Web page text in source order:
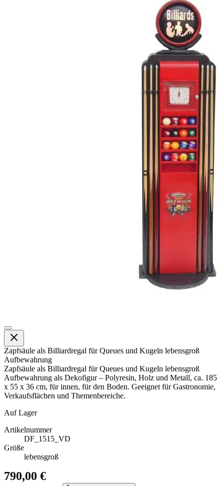
Zapfsäule als Billiardregal für Queues und Kugeln lebensgroß
Aufbewahrung
Zapfsäule als Billiardregal für Queues und Kugeln lebensgroß
Aufbewahrung als Dekofigur – Polyresin, Holz und Metall, ca. 185
x 55 x 36 cm, für innen, für den Boden. Geeignet für Gastronomie,
Verkaufsflächen und Themenbereiche.
Auf Lager
Artikelnummer
DF_1515_VD
Größe
lebensgroß
790,00 €